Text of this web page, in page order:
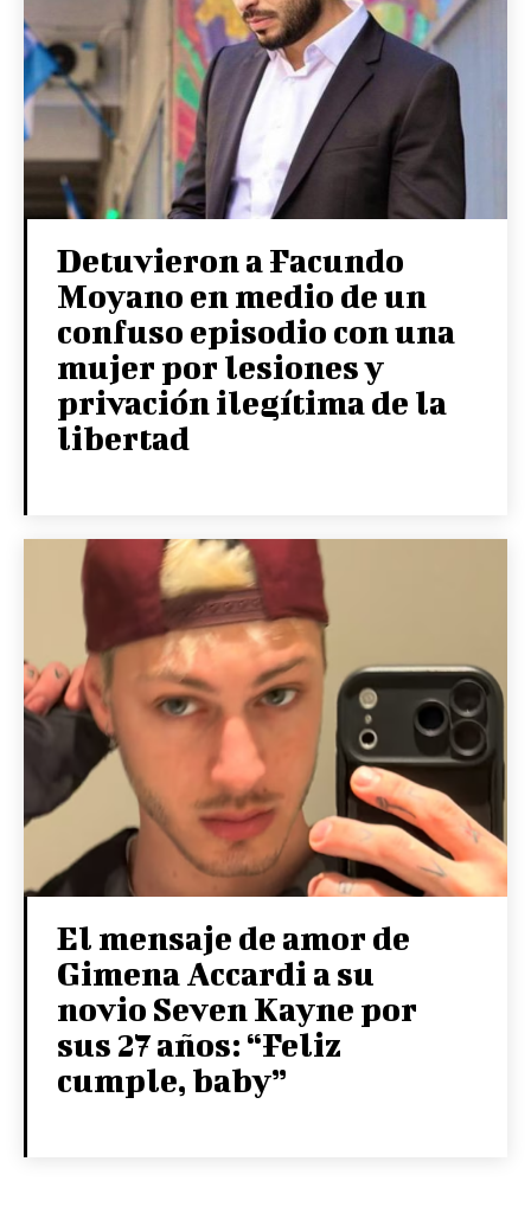
Detuvieron a Facundo
Moyano en medio de un
confuso episodio con una
mujer por lesiones y
privación ilegítima de la
libertad
El mensaje de amor de
Gimena Accardi a su
novio Seven Kayne por
sus 27 años: “Feliz
cumple, baby”